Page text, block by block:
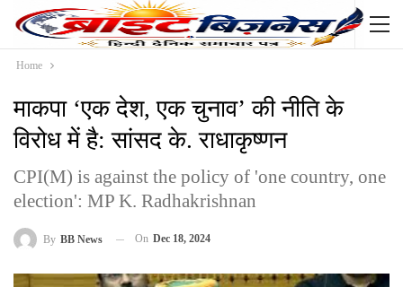
Home
माकपा ‘एक देश, एक चुनाव’ की नीति के
विरोध में है: सांसद के. राधाकृष्णन
CPI(M) is against the policy of 'one country, one
election': MP K. Radhakrishnan
By BB News On Dec 18, 2024